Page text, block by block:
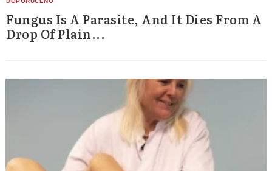
Fungus Is A Parasite, And It Dies From A
Drop Of Plain...